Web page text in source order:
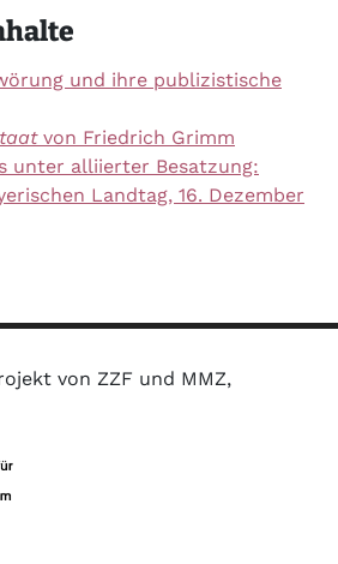
und ihre publizistische
von Friedrich Grimm
unter alliierter Besatzung:
Landtag, 16. Dezember
von ZZF und MMZ,